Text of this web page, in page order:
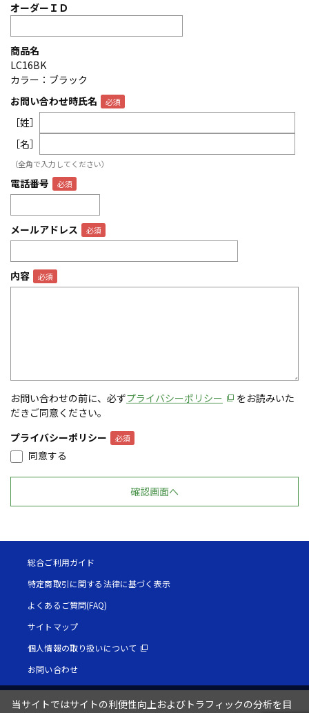
オーダーＩＤ
商品名
LC16BK
カラー：ブラック
お問い合わせ時氏名
［姓］
［名］
（全角で入力してください）
電話番号
メールアドレス
内容
お問い合わせの前に、必ずプライバシーポリシー
をお読みいた
だきご同意ください。
プライバシーポリシー
同意する
総合ご利用ガイド
特定商取引に関する法律に基づく表示
よくあるご質問(FAQ)
サイトマップ
個人情報の取り扱いについて
お問い合わせ
当サイトではサイトの利便性向上およびトラフィックの分析を目